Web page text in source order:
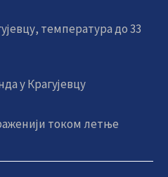
температура до 33
у Крагујевцу
током летње